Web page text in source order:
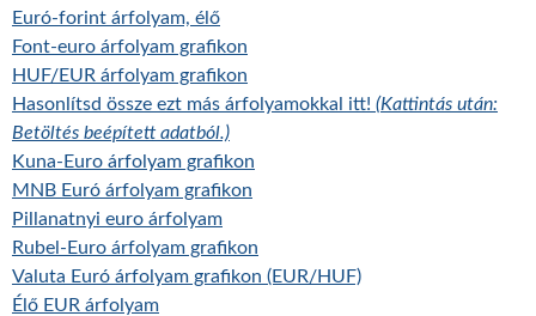
Euró-forint árfolyam, élő
Font-euro árfolyam grafikon
HUF/EUR árfolyam grafikon
Hasonlítsd össze ezt más árfolyamokkal itt! (Kattintás után:
Betöltés beépített adatból.)
Kuna-Euro árfolyam grafikon
MNB Euró árfolyam grafikon
Pillanatnyi euro árfolyam
Rubel-Euro árfolyam grafikon
Valuta Euró árfolyam grafikon (EUR/HUF)
Élő EUR árfolyam